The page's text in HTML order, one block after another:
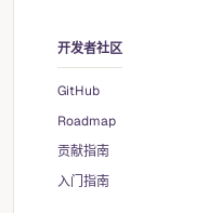
开发者社区
GitHub
Roadmap
贡献指南
入门指南